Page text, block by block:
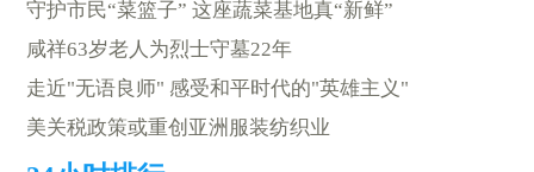
守护市民“菜篮子” 这座蔬菜基地真“新鲜”
咸祥63岁老人为烈士守墓22年
走近"无语良师" 感受和平时代的"英雄主义"
美关税政策或重创亚洲服装纺织业